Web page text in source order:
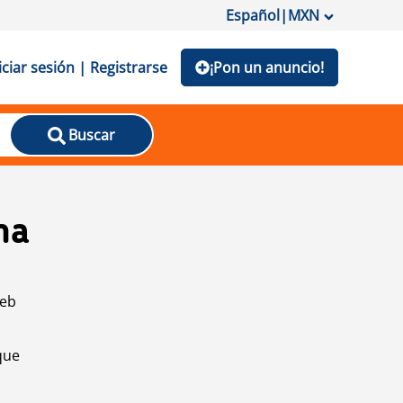
Español|MXN
sesión | Registrarse ¡Pon un anuncio!
Buscar